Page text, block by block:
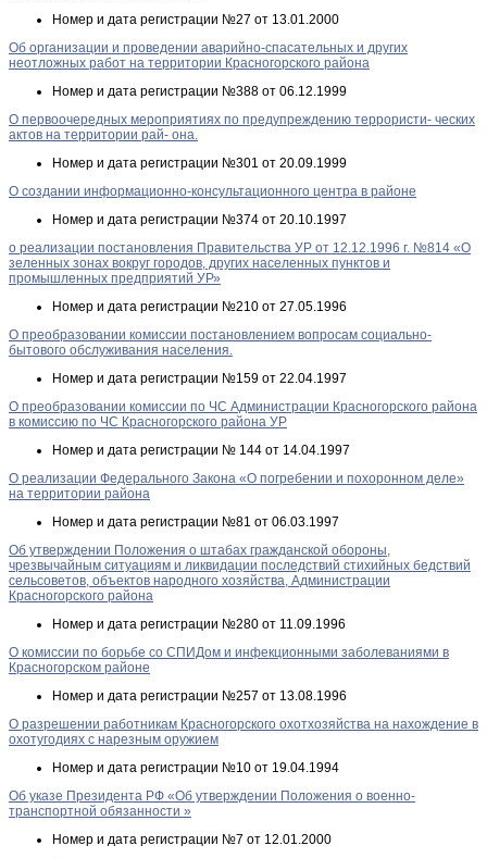
Номер и дата регистрации №27 от 13.01.2000
Об организации и проведении аварийно-спасательных и других
неотложных работ на территории Красногорского района
Номер и дата регистрации №388 от 06.12.1999
О первоочередных мероприятиях по предупреждению террористи- ческих
актов на территории рай- она.
Номер и дата регистрации №301 от 20.09.1999
О создании информационно-консультационного центра в районе
Номер и дата регистрации №374 от 20.10.1997
о реализации постановления Правительства УР от 12.12.1996 г. №814 «О
зеленных зонах вокруг городов, других населенных пунктов и
промышленных предприятий УР»
Номер и дата регистрации №210 от 27.05.1996
О преобразовании комиссии постановлением вопросам социально-
бытового обслуживания населения.
Номер и дата регистрации №159 от 22.04.1997
О преобразовании комиссии по ЧС Администрации Красногорского района
в комиссию по ЧС Красногорского района УР
Номер и дата регистрации № 144 от 14.04.1997
О реализации Федерального Закона «О погребении и похоронном деле»
на территории района
Номер и дата регистрации №81 от 06.03.1997
Об утверждении Положения о штабах гражданской обороны,
чрезвычайным ситуациям и ликвидации последствий стихийных бедствий
сельсоветов, объектов народного хозяйства, Администрации
Красногорского района
Номер и дата регистрации №280 от 11.09.1996
О комиссии по борьбе со СПИДом и инфекционными заболеваниями в
Красногорском районе
Номер и дата регистрации №257 от 13.08.1996
О разрешении работникам Красногорского охотхозяйства на нахождение в
охотугодиях с нарезным оружием
Номер и дата регистрации №10 от 19.04.1994
Об указе Президента РФ «Об утверждении Положения о военно-
транспортной обязанности »
Номер и дата регистрации №7 от 12.01.2000